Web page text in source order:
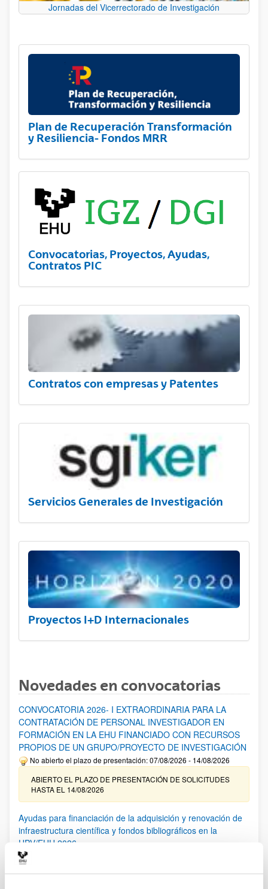
Jornadas del Vicerrectorado de Investigación
Plan de Recuperación Transformación
y Resiliencia- Fondos MRR
Convocatorias, Proyectos, Ayudas,
Contratos PIC
Contratos con empresas y Patentes
Servicios Generales de Investigación
Proyectos I+D Internacionales
Novedades en convocatorias
CONVOCATORIA 2026- I EXTRAORDINARIA PARA LA
CONTRATACIÓN DE PERSONAL INVESTIGADOR EN
FORMACIÓN EN LA EHU FINANCIADO CON RECURSOS
PROPIOS DE UN GRUPO/PROYECTO DE INVESTIGACIÓN
No abierto el plazo de presentación: 07/08/2026 - 14/08/2026
ABIERTO EL PLAZO DE PRESENTACIÓN DE SOLICITUDES
HASTA EL 14/08/2026
Ayudas para financiación de la adquisición y renovación de
infraestructura científica y fondos bibliográficos en la
UPV/EHU 2026
25/03/2026: Corrección de errores del listado provisional de